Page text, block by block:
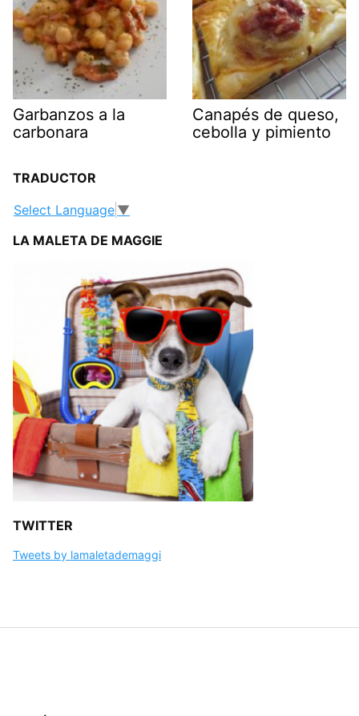
Garbanzos a la
carbonara
Canapés de queso,
cebolla y pimiento
TRADUCTOR
Select Language ▼
LA MALETA DE MAGGIE
TWITTER
Tweets by lamaletademaggi